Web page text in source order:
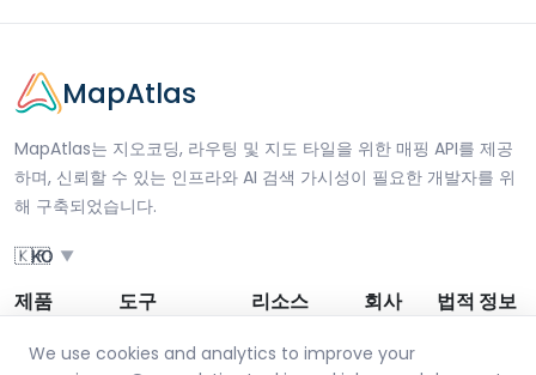
MapAtlas
MapAtlas는 지오코딩, 라우팅 및 지도 타일을 위한 매핑 API를 제공
하며, 신뢰할 수 있는 인프라와 AI 검색 가시성이 필요한 개발자를 위
해 구축되었습니다.
🇰🇷
KO ▼
제품
가격
도구
AI SEO Checker
리소스
블로그
회사
회사 소개
법적 정보
We use cookies and analytics to improve your